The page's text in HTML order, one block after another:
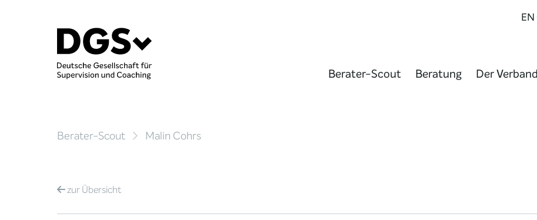
EN
Berater-Scout Beratung Der Verband
Berater-Scout Malin Cohrs
zurÜbersicht